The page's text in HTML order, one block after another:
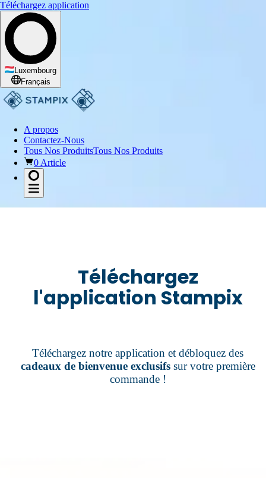
Téléchargez application
Luxembourg
Français
A propos
Contactez-Nous
Tous Nos ProduitsTous Nos Produits
0 Article
Téléchargez
l'application Stampix
Téléchargez notre application et débloquez des
cadeaux de bienvenue exclusifs sur votre première
commande !